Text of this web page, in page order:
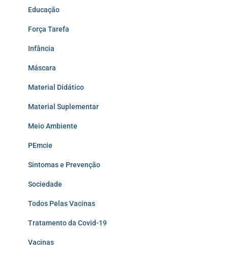
Educação
Força Tarefa
Infância
Máscara
Material Didático
Material Suplementar
Meio Ambiente
PEmcie
Sintomas e Prevenção
Sociedade
Todos Pelas Vacinas
Tratamento da Covid-19
Vacinas